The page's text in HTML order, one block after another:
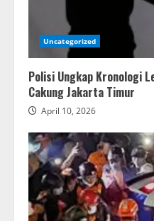
Uncategorized
Polisi Ungkap Kronologi
Cakung Jakarta Timur
April 10, 2026